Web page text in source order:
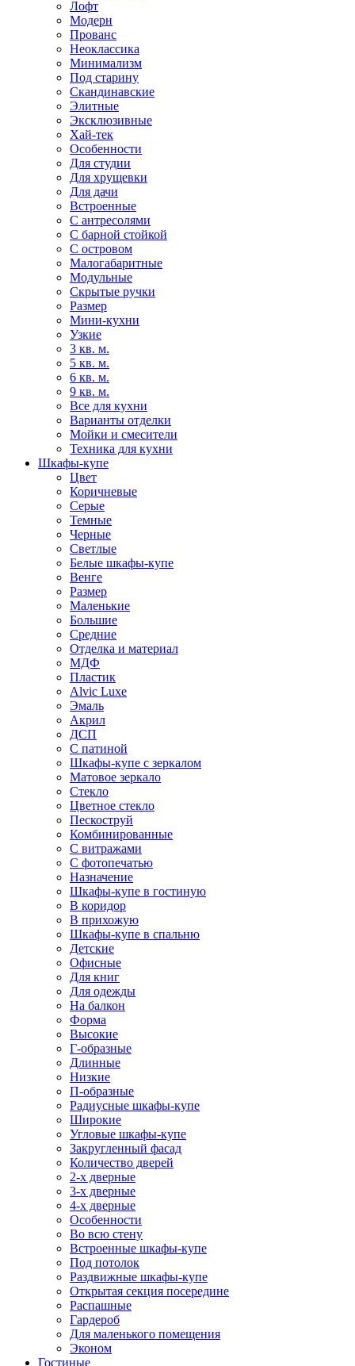
Лофт
Модерн
Прованс
Неоклассика
Минимализм
Под старину
Скандинавские
Элитные
Эксклюзивные
Хай-тек
Особенности
Для студии
Для хрущевки
Для дачи
Встроенные
С антресолями
С барной стойкой
С островом
Малогабаритные
Модульные
Скрытые ручки
Размер
Мини-кухни
Узкие
3 кв. м.
5 кв. м.
6 кв. м.
9 кв. м.
Все для кухни
Варианты отделки
Мойки и смесители
Техника для кухни
Шкафы-купе
Цвет
Коричневые
Серые
Темные
Черные
Светлые
Белые шкафы-купе
Венге
Размер
Маленькие
Большие
Средние
Отделка и материал
МДФ
Пластик
Alvic Luxe
Эмаль
Акрил
ДСП
С патиной
Шкафы-купе с зеркалом
Матовое зеркало
Стекло
Цветное стекло
Пескоструй
Комбинированные
С витражами
С фотопечатью
Назначение
Шкафы-купе в гостиную
В коридор
В прихожую
Шкафы-купе в спальню
Детские
Офисные
Для книг
Для одежды
На балкон
Форма
Высокие
Г-образные
Длинные
Низкие
П-образные
Радиусные шкафы-купе
Широкие
Угловые шкафы-купе
Закругленный фасад
Количество дверей
2-х дверные
3-х дверные
4-х дверные
Особенности
Во всю стену
Встроенные шкафы-купе
Под потолок
Раздвижные шкафы-купе
Открытая секция посередине
Распашные
Гардероб
Для маленького помещения
Эконом
Гостиные